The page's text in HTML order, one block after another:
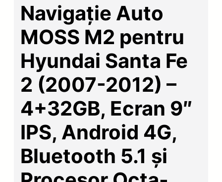
Navigație Auto
MOSS M2 pentru
Hyundai Santa Fe
2 (2007-2012) –
4+32GB, Ecran 9″
IPS, Android 4G,
Bluetooth 5.1 și